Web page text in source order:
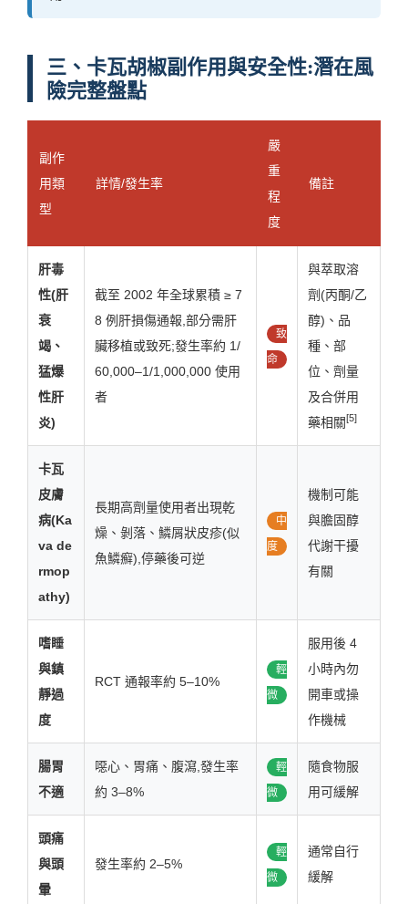
三、卡瓦胡椒副作用與安全性:潛在風
險完整盤點
副作
用類
型
詳情/發生率
嚴
重
程
度
備註
肝毒
性(肝
衰
竭、
猛爆
性肝
炎)
截至 2002 年全球累積 ≥ 7
8 例肝損傷通報,部分需肝
臟移植或致死;發生率約 1/
60,000–1/1,000,000 使用
者
致
命
與萃取溶
劑(丙酮/乙
醇)、品
種、部
位、劑量
及合併用
藥相關 [5]
卡瓦
皮膚
病(Ka
va de
rmop
athy)
長期高劑量使用者出現乾
燥、剝落、鱗屑狀皮疹(似
魚鱗癬),停藥後可逆
中
度
機制可能
與膽固醇
代謝干擾
有關
嗜睡
與鎮
靜過
度
RCT 通報率約 5–10%
輕
微
服用後 4
小時內勿
開車或操
作機械
腸胃
不適
噁心、胃痛、腹瀉,發生率
約 3–8%
輕
微
隨食物服
用可緩解
頭痛
與頭
暈
發生率約 2–5%
輕
微
通常自行
緩解